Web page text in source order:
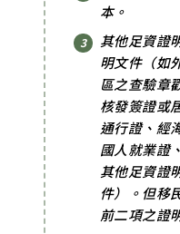
本。
其他足資證
明文件（如
區之查驗章
核發簽證或
通行證、經
國人就業證
其他足資證
件）。但移
前二項之證